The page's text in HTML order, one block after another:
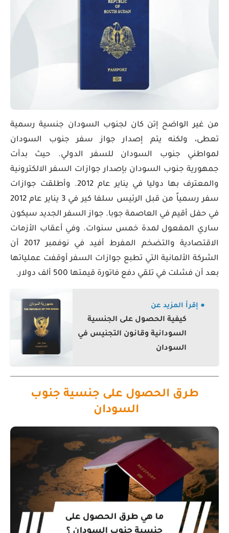
من غير الواضح إتن كان لجنوب السودان جنسية رسمية
تعطى، ولكنه يتم إصدار جواز سفر جنوب السودان
لمواطني جنوب السودان للسفر الدولي. حيث بدأت
جمهورية جنوب السودان بإصدار جوازات السفر الالكترونية
والمعترف بها دوليا في يناير عام 2012. وأطلقت جوازات
سفر رسمياً من قبل الرئيس سلفا كير في 3 يناير عام 2012
في حفل أقيم في العاصمة جوبا. جواز السفر الجديد سيكون
ساري المفعول لمدة خمس سنوات. وفي أعقاب الأزمات
الاقتصادية والتضخم المفرط أفيد في نوفمبر 2017 أن
الشركة الألمانية التي تطبع جوازات السفر أوقفت عملياتها
بعد أن فشلت في تلقي دفع فاتورة قيمتها 500 ألف دولار.
● إقرأ المزيد عن
كيفية الحصول على الجنسية
السودانية وقانون التجنيس في
السودان
طرق الحصول على جنسية جنوب
السودان